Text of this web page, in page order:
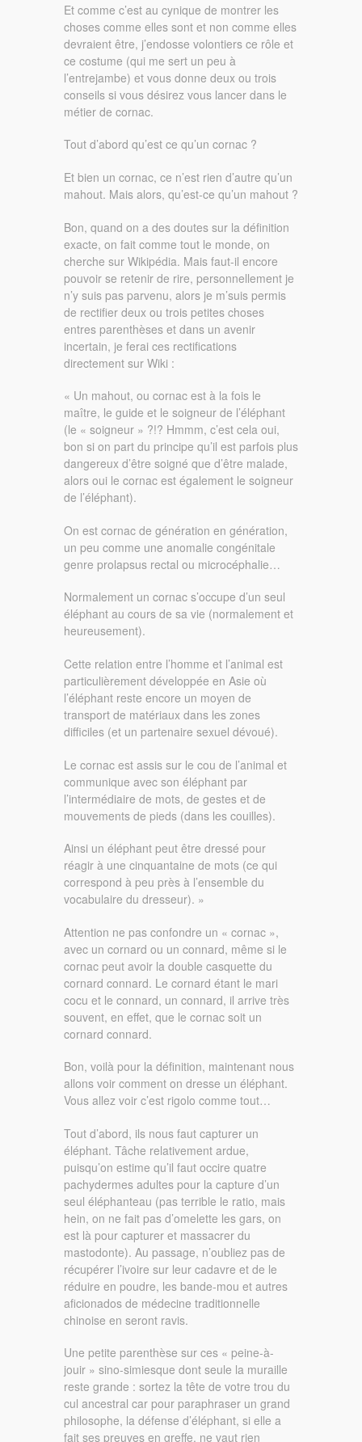
Et comme c’est au cynique de montrer les
choses comme elles sont et non comme elles
devraient être, j’endosse volontiers ce rôle et
ce costume (qui me sert un peu à
l’entrejambe) et vous donne deux ou trois
conseils si vous désirez vous lancer dans le
métier de cornac.
Tout d’abord qu’est ce qu’un cornac ?
Et bien un cornac, ce n’est rien d’autre qu’un
mahout. Mais alors, qu’est-ce qu’un mahout ?
Bon, quand on a des doutes sur la définition
exacte, on fait comme tout le monde, on
cherche sur Wikipédia. Mais faut-il encore
pouvoir se retenir de rire, personnellement je
n’y suis pas parvenu, alors je m’suis permis
de rectifier deux ou trois petites choses
entres parenthèses et dans un avenir
incertain, je ferai ces rectifications
directement sur Wiki :
« Un mahout, ou cornac est à la fois le
maître, le guide et le soigneur de l’éléphant
(le « soigneur » ?!? Hmmm, c’est cela oui,
bon si on part du principe qu’il est parfois plus
dangereux d’être soigné que d’être malade,
alors oui le cornac est également le soigneur
de l’éléphant).
On est cornac de génération en génération,
un peu comme une anomalie congénitale
genre prolapsus rectal ou microcéphalie…
Normalement un cornac s’occupe d’un seul
éléphant au cours de sa vie (normalement et
heureusement).
Cette relation entre l’homme et l’animal est
particulièrement développée en Asie où
l’éléphant reste encore un moyen de
transport de matériaux dans les zones
difficiles (et un partenaire sexuel dévoué).
Le cornac est assis sur le cou de l’animal et
communique avec son éléphant par
l’intermédiaire de mots, de gestes et de
mouvements de pieds (dans les couilles).
Ainsi un éléphant peut être dressé pour
réagir à une cinquantaine de mots (ce qui
correspond à peu près à l’ensemble du
vocabulaire du dresseur). »
Attention ne pas confondre un « cornac »,
avec un cornard ou un connard, même si le
cornac peut avoir la double casquette du
cornard connard. Le cornard étant le mari
cocu et le connard, un connard, il arrive très
souvent, en effet, que le cornac soit un
cornard connard.
Bon, voilà pour la définition, maintenant nous
allons voir comment on dresse un éléphant.
Vous allez voir c’est rigolo comme tout…
Tout d’abord, ils nous faut capturer un
éléphant. Tâche relativement ardue,
puisqu’on estime qu’il faut occire quatre
pachydermes adultes pour la capture d’un
seul éléphanteau (pas terrible le ratio, mais
hein, on ne fait pas d’omelette les gars, on
est là pour capturer et massacrer du
mastodonte). Au passage, n’oubliez pas de
récupérer l’ivoire sur leur cadavre et de le
réduire en poudre, les bande-mou et autres
aficionados de médecine traditionnelle
chinoise en seront ravis.
Une petite parenthèse sur ces « peine-à-
jouir » sino-simiesque dont seule la muraille
reste grande : sortez la tête de votre trou du
cul ancestral car pour paraphraser un grand
philosophe, la défense d’éléphant, si elle a
fait ses preuves en greffe, ne vaut rien